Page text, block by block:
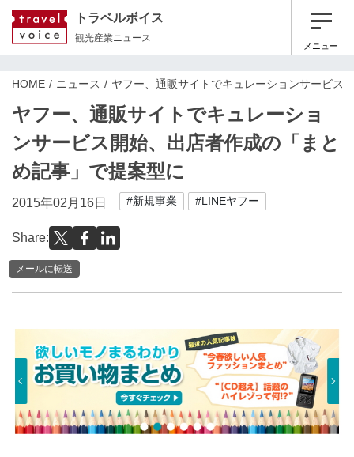
トラベルボイス
観光産業ニュース
メニュー
HOME ニュース ヤフー、通販サイトでキュレーションサービス
ヤフー、通販サイトでキュレーショ
ンサービス開始、出店者作成の「まと
め記事」で提案型に
2015年02月16日 #新規事業 #LINEヤフー
Share:
メールに転送